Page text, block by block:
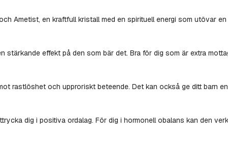
Ametist, en kraftfull kristall med en spirituell energi som utövar
stärkande effekt på den som bär det. Bra för dig som är extra
rastlöshet och upproriskt beteende. Det kan också ge ditt barn
dig i positiva ordalag. För dig i hormonell obalans kan den